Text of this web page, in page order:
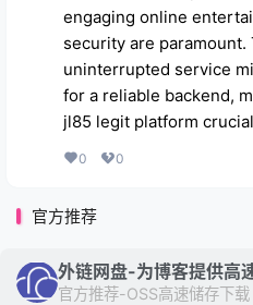
engaging online
security are
uninterrupted service
for a reliable backend,
jl85 legit platform
0 0
官方推荐
外链网盘-为博客提供高
官方推荐-OSS高速储存下载